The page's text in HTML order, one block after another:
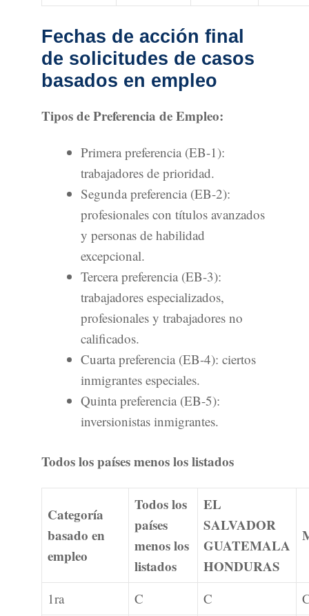
Fechas de acción final
de solicitudes de casos
basados en empleo
Tipos de Preferencia de Empleo:
Primera preferencia (EB-1):
trabajadores de prioridad.
Segunda preferencia (EB-2):
profesionales con títulos avanzados
y personas de habilidad
excepcional.
Tercera preferencia (EB-3):
trabajadores especializados,
profesionales y trabajadores no
calificados.
Cuarta preferencia (EB-4): ciertos
inmigrantes especiales.
Quinta preferencia (EB-5):
inversionistas inmigrantes.
Todos los países menos los listados
Categoría
basado en
empleo
Todos los
países
menos los
listados
EL
SALVADOR
GUATEMALA
HONDURAS
1ra C C